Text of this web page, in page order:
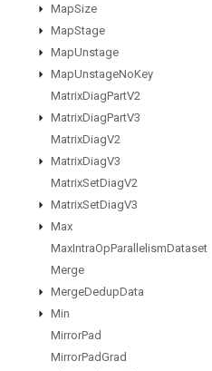
MapSize
MapStage
MapUnstage
MapUnstageNoKey
MatrixDiagPartV2
MatrixDiagPartV3
MatrixDiagV2
MatrixDiagV3
MatrixSetDiagV2
MatrixSetDiagV3
Max
MaxIntraOpParallelismDataset
Merge
MergeDedupData
Min
MirrorPad
MirrorPadGrad